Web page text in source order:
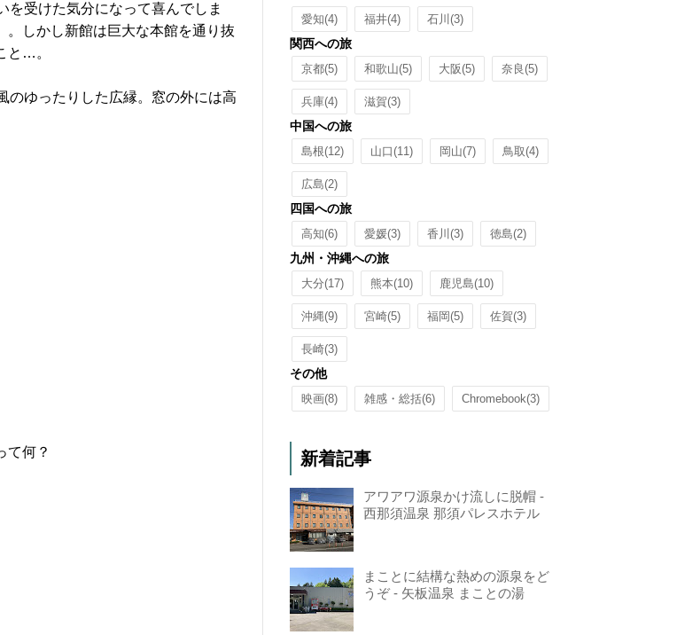
受けた気分になって喜んでしま
。しかし新館は巨大な本館を通り抜
と…。
のゆったりした広縁。窓の外には高
て何？
愛知(4) 福井(4) 石川 (3)
関西への旅
京都(5) 和歌山(5) 大阪(5) 奈良(5)
兵庫(4) 滋賀(3)
中国への旅
島根(12) 山口(11) 岡山(7) 鳥取(4)
広島(2)
四国への旅
高知(6) 愛媛(3) 香川 (3) 徳島(2)
九州・沖縄への旅
大分(17) 熊本(10) 鹿児島(10)
沖縄(9) 宮崎(5) 福岡(5) 佐賀(3)
長崎(3)
その他
映画(8) 雑感・総括(6) Chromebook(3)
新着記事
アワアワ源泉かけ流しに脱帽 -
西那須温泉 那須パレスホテル
まことに結構な熱めの源泉をど
うぞ - 矢板温泉 まことの湯